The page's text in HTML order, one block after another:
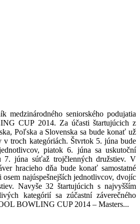
medzinárodného seniorského podujatia
CUP 2014. Za účasti štartujúcich z
Poľska a Slovenska sa bude konať už
v troch kategóriách. Štvrtok 5. júna bude
piatok 6. júna sa uskutoční
júna súťaž trojčlenných družstiev. V
hracieho dňa bude konať samostatné
najúspešnejších jednotlivcov, dvojíc
Navyše 32 štartujúcich s najvyšším
kategórií sa zúčastní záverečného
BOWLING CUP 2014 – Masters...